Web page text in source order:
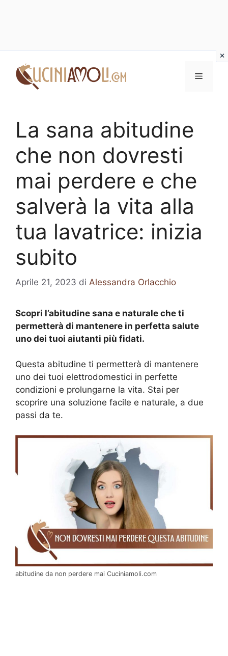
contenuto
Menu
La sana abitudine
che non dovresti
mai perdere e che
salverà la vita alla
tua lavatrice: inizia
subito
Aprile 21, 2023 di Alessandra Orlacchio
Scopri l’abitudine sana e naturale che ti
permetterà di mantenere in perfetta salute
uno dei tuoi aiutanti più fidati.
Questa abitudine ti permetterà di mantenere
uno dei tuoi elettrodomestici in perfette
condizioni e prolungarne la vita. Stai per
scoprire una soluzione facile e naturale, a due
passi da te.
abitudine da non perdere mai Cuciniamoli.com